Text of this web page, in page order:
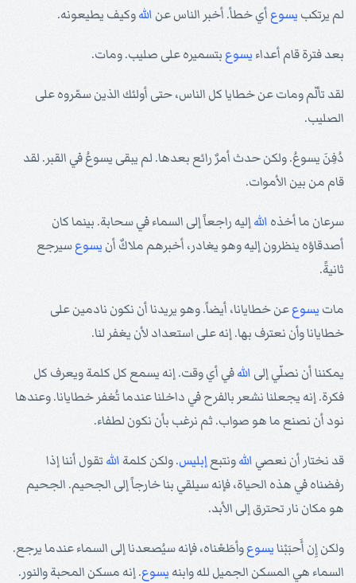
لم يرتكب يسوع أي خطأ. أخبر الناس عن اللهوكيف يطيعونه.
بعد فترة قام أعداء يسوع بتسميره على صليب. ومات.
لقد تألّم ومات عن خطايا كل الناس، حتى أولئك الذين سمّروه على
الصليب.
دُفِنَ يسوعُ. ولكن حدث أمرٌ رائع بعدها. لم يبقى يسوعُ في القبر. لقد
قام من بين الأموات.
سرعان ما أخذه اللهإليه راجعاً إلى السماء في سحابة. بينما كان
أصدقاؤه ينظرون إليه وهو يغادر، أخبرهم ملاكٌ أن يسوعسيرجع
ثانيةً.
مات يسوععن خطايانا، أيضاً. وهو يريدنا أن نكون نادمين على
خطايانا وأن نعترف بها. إنه على استعداد لأن يغفر لنا.
يمكننا أن نصلّي إلى اللهفي أي وقت. إنه يسمع كل كلمة ويعرف كل
فكرة. إنه يجعلنا نشعر بالفرح في داخلنا عندما تُغفر خطايانا. وعندها
نود أن نصنع ما هو صواب. ثم نرغب بأن نكون لطفاء.
قد نختار أن نعصي اللهونتبعإبليس. ولكن كلمة الله تقول أننا إذا
رفضناه في هذه الحياة، فإنه سيلقي بنا خارجاً إلى الجحيم. الجحيم
هو مكان نار تحترق إلى الأبد.
ولكن إِن أَحبَبْنايسوعوأطَعْناه، فإنه سيُصعدنا إلى السماء عندما يرجع.
السماء هي المسكن الجميل لله وابنه يسوع. إنه مسكن المحبة والنور.